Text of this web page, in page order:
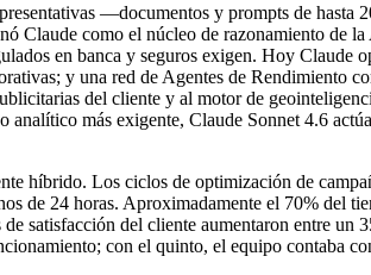
—documentos y prompts de hasta
como el núcleo de razonamiento de
en banca y seguros exigen. Hoy Claude
y una red de Agentes de Rendimiento
del cliente y al motor de
más exigente, Claude Sonnet 4.6
híbrido. Los ciclos de optimización de
de 24 horas. Aproximadamente el 70% del
satisfacción del cliente aumentaron entre
con el quinto, el equipo contaba